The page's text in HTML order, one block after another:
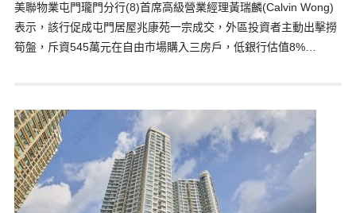
美聯物業屯門瓏門分行(8)首席高級營業經理黃瑞麟(Calvin Wong)
表示，該行促成屯門居屋兆康苑一宗成交，外區投資者主動出擊撈
筍盤，斥資545萬元在自由市場購入三房戶，低銀行估值8%…